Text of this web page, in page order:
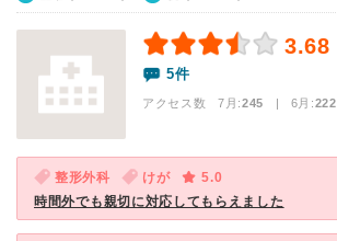
3.68
5件
アクセス数 7月:245 | 6月:222
整形外科 けが
5.0
時間外でも親切に対応してもらえました